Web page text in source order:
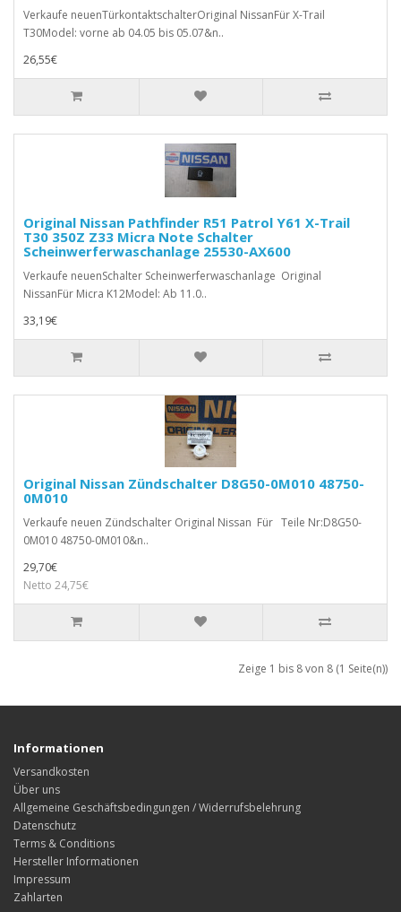
Verkaufe neuenTürkontaktschalterOriginal NissanFür X-Trail
T30Model: vorne ab 04.05 bis 05.07&n..
26,55€
Original Nissan Pathfinder R51 Patrol Y61 X-Trail
T30 350Z Z33 Micra Note Schalter
Scheinwerferwaschanlage 25530-AX600
Verkaufe neuenSchalter Scheinwerferwaschanlage Original
NissanFür Micra K12Model: Ab 11.0..
33,19€
Original Nissan Zündschalter D8G50-0M010 48750-
0M010
Verkaufe neuen Zündschalter Original Nissan Für Teile Nr:D8G50-
0M010 48750-0M010&n..
29,70€
Netto 24,75€
Zeige 1 bis 8 von 8 (1 Seite(n))
Informationen
Versandkosten
Über uns
Allgemeine Geschäftsbedingungen / Widerrufsbelehrung
Datenschutz
Terms & Conditions
Hersteller Informationen
Impressum
Zahlarten